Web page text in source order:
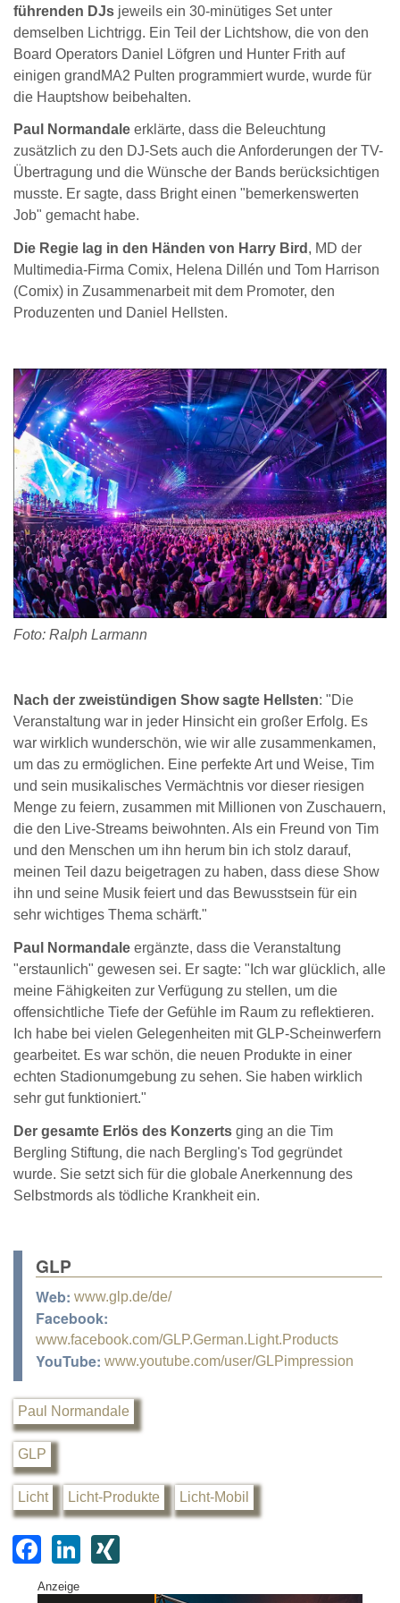
führenden DJs jeweils ein 30-minütiges Set unter
demselben Lichtrigg. Ein Teil der Lichtshow, die von den
Board Operators Daniel Löfgren und Hunter Frith auf
einigen grandMA2 Pulten programmiert wurde, wurde für
die Hauptshow beibehalten.
Paul Normandale erklärte, dass die Beleuchtung
zusätzlich zu den DJ-Sets auch die Anforderungen der TV-
Übertragung und die Wünsche der Bands berücksichtigen
musste. Er sagte, dass Bright einen "bemerkenswerten
Job" gemacht habe.
Die Regie lag in den Händen von Harry Bird , MD der
Multimedia-Firma Comix, Helena Dillén und Tom Harrison
(Comix) in Zusammenarbeit mit dem Promoter, den
Produzenten und Daniel Hellsten.
Foto: Ralph Larmann
Nach der zweistündigen Show sagte Hellsten: "Die
Veranstaltung war in jeder Hinsicht ein großer Erfolg. Es
war wirklich wunderschön, wie wir alle zusammenkamen,
um das zu ermöglichen. Eine perfekte Art und Weise, Tim
und sein musikalisches Vermächtnis vor dieser riesigen
Menge zu feiern, zusammen mit Millionen von Zuschauern,
die den Live-Streams beiwohnten. Als ein Freund von Tim
und den Menschen um ihn herum bin ich stolz darauf,
meinen Teil dazu beigetragen zu haben, dass diese Show
ihn und seine Musik feiert und das Bewusstsein für ein
sehr wichtiges Thema schärft."
Paul Normandale ergänzte, dass die Veranstaltung
"erstaunlich" gewesen sei. Er sagte: "Ich war glücklich, alle
meine Fähigkeiten zur Verfügung zu stellen, um die
offensichtliche Tiefe der Gefühle im Raum zu reflektieren.
Ich habe bei vielen Gelegenheiten mit GLP-Scheinwerfern
gearbeitet. Es war schön, die neuen Produkte in einer
echten Stadionumgebung zu sehen. Sie haben wirklich
sehr gut funktioniert."
Der gesamte Erlös des Konzerts ging an die Tim
Bergling Stiftung, die nach Bergling's Tod gegründet
wurde. Sie setzt sich für die globale Anerkennung des
Selbstmords als tödliche Krankheit ein.
GLP
Web: www.glp.de/de/
Facebook:
www.facebook.com/GLP.German.Light.Products
YouTube: www.youtube.com/user/GLPimpression
Paul Normandale
GLP
Licht Licht-Produkte Licht-Mobil
F
a
Li
Anzeige